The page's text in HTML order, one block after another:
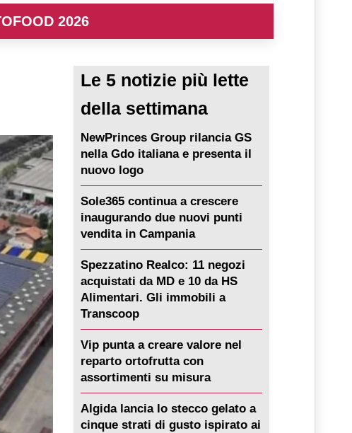
2026
Le 5 notizie più lette
della settimana
NewPrinces Group rilancia GS
nella Gdo italiana e presenta il
nuovo logo
Sole365 continua a crescere
inaugurando due nuovi punti
vendita in Campania
Spezzatino Realco: 11 negozi
acquistati da MD e 10 da HS
Alimentari. Gli immobili a
Transcoop
Vip punta a creare valore nel
reparto ortofrutta con
assortimenti su misura
Algida lancia lo stecco gelato a
cinque strati di gusto ispirato ai